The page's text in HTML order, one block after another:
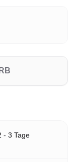
- 3 Tage